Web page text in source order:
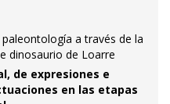
a través de la
dinosaurio de Loarre
de expresiones e
en las etapas